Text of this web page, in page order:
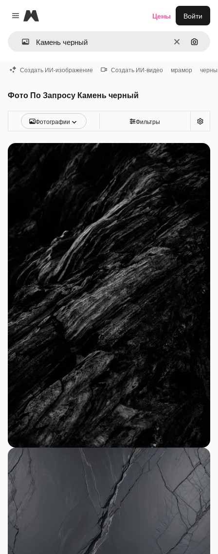
Close menu
Magnific
ОчиститьПоиск
Цены Войти
Создать ИИ-изображение Создать ИИ-видео мрамор
Фото По Запросу Камень черный
Фотографии Фильтры